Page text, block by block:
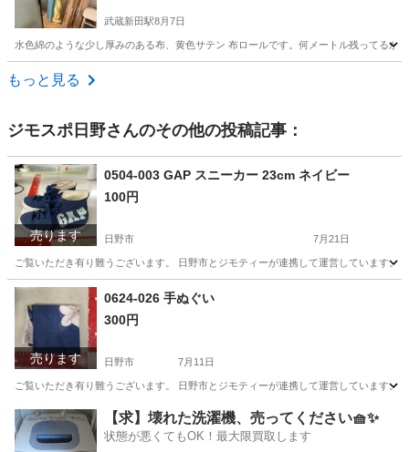
武蔵新田駅8月7日
水色綿のような少し厚みのある布、黄色サテン 布ロールです。何メートル残ってる
東京 大田区
もっと見る
ジモスポ日野さんのその他の投稿記事：
売ります
0504-003 GAP スニーカー 23cm ネイビー
100円
日野市 7月21日
ご覧いただき有り難うございます。 日野市とジモティーが連携して運営していま
東京 日野市 服/ファッション
売ります
0624-026 手ぬぐい
300円
日野市 7月11日
ご覧いただき有り難うございます。 日野市とジモティーが連携して運営していま
東京 日野市 小物 現地
【求】壊れた洗濯機、売ってください🧺✨
状態が悪くてもOK！最大限買取します